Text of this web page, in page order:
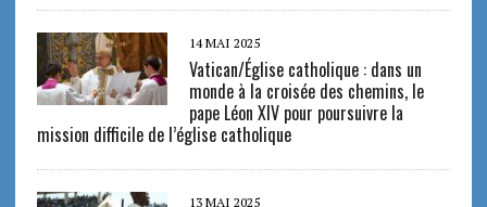
14 MAI 2025
Vatican/Église catholique : dans un
monde à la croisée des chemins, le
pape Léon XIV pour poursuivre la
mission difficile de l’église catholique
13 MAI 2025